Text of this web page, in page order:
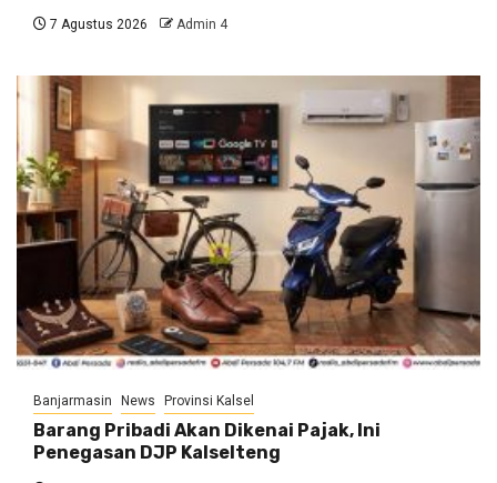
7 Agustus 2026 Admin 4
Banjarmasin News Provinsi Kalsel
Barang Pribadi Akan Dikenai Pajak, Ini
Penegasan DJP Kalselteng